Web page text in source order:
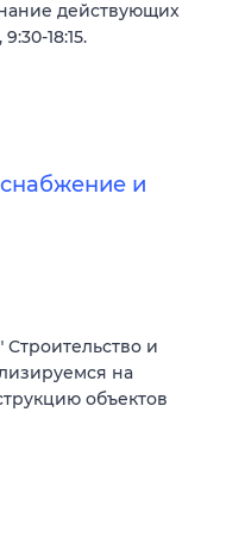
действующих
18:15.
и
и
на
объектов